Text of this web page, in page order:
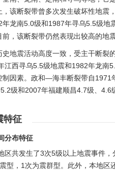
该断裂带曾多次发生破坏性地震
龙南5.0级和1987年寻乌5.5级地
，该断裂带仍然表现出较高的地
地震活动高度一致，受主干断裂
江西寻乌5.5级地震和1982年龙南
制因素。政和—海丰断裂带自
级和2007年福建顺昌4.7级、4.6
特征
分布特征
区共发生了3次5级以上地震事件
型，1次为震群型。此外，本地